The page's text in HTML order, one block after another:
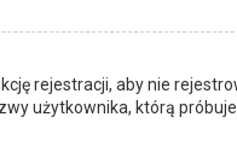
rejestracji, aby nie
użytkownika, którą